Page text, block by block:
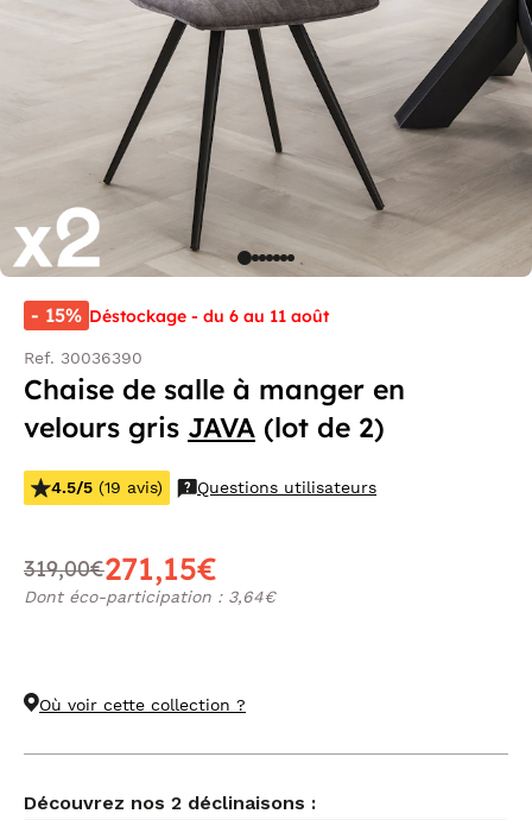
- 15% Déstockage - du 6 au 11 août
Ref. 30036390
Chaise de salle à manger en
velours gris JAVA (lot de 2)
4.5/5 (19 avis) Questions utilisateurs
319,00€271,15€
Dont éco-participation : 3,64€
Où voir cette collection ?
Découvrez nos 2 déclinaisons :